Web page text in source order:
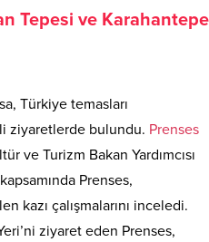
Tepesi ve Karahantepe
Türkiye temasları
ziyaretlerde bulundu. Prenses
ve Turizm Bakan Yardımcısı
Prenses,
kazı çalışmalarını inceledi.
ziyaret eden Prenses,